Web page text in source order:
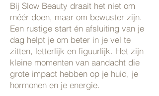
Bij Slow Beauty draait het niet om
méér doen, maar om bewuster zijn.
Een rustige start én afsluiting van je
dag helpt je om beter in je vel te
zitten, letterlijk en figuurlijk. Het zijn
kleine momenten van aandacht die
grote impact hebben op je huid, je
hormonen en je energie.